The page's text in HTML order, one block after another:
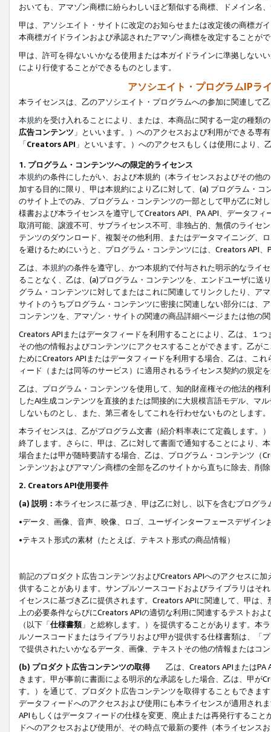
おいても、アマゾン商標に紛らわしいほど類似する商標、ドメイン名
甲は、アソシエイト・サイトに改定のお知らせまたは改定後の商標ガ
本商標ガイドラインおよび承認されたアマゾン商標を改定することが
甲は、許可を得ないいかなる使用または本ガイドラインに準拠しない
により行使することができるものとします。
アソシエイト・プログラムIPラ
本ライセンスは、乙のアソシエイト・プログラムへの参加に関連して
本規約を受け入れることにより、または、本商品に関する一定の種類
広告コンテンツ 」といいます。）へのアクセスおよび利用ができる専
「Creators API 」といいます。）へのアクセスもしくは使用により
1. プログラム・コンテンツへの限定的ライセンス
本規約の条件にしたがい、および本規約（本ライセンスおよびその他
加する目的に限り、甲は本規約により乙に対して、(a) プログラム・
のサイト上でのみ、プログラム・コンテンツの一部として甲が乙に対
様書および本ライセンスを遵守してCreators API、PA API、データフ
取消可能、譲渡不可、サブライセンス不可、非独占的、無償のライセ
テンツのダウンロード、複製その他利用、またはデータマイニング、
を避けるためにいうと、プログラム・コンテンツには、Creators API
乙は、 本規約の条件を遵守し、かつ本規約で付与された明示的なライ
ることなく、乙は、(a)プログラム・コンテンツを、エンドユーザに
グラム・コンテンツに対してまたはこれに関連してリンクしたり、ア
サイトのうちプログラム・コンテンツに密接に関連しない部分には、
コンテンツを、アマゾン・サイトの関連の商品詳細ページまたは他の
Creators APIまたはデータフィードを利用することにより、乙は、１
その他の情報およびコンテンツにアクセスすることができます。乙が
ためにCreators APIまたはデータフィードを利用する場合、乙は、こ
ィード（または同等のサービス）に適用されるライセンス契約の規定
乙は、プログラム・コンテンツを使用して、知的財産権その他法的権
したAI生成コンテンツを直接的または間接的に大規模言語モデル、マ
しないものとし、また、第三者をしてこれを行わせないものとします。
本ライセンスは、乙がプログラム文書（紹介料率表にて定義します。
終了します。さらに、甲は、乙に対して書面で通知することにより、
場合または甲が随時要請する場合、乙は、プログラム・コンテンツ（
ンテンツおよびアマゾン商標の全部を乙のサイトから直ちに除去、削
2. Creators API使用要件
(a) 説明： 本ライセンスに基づき、甲は乙に対し、以下を含むプログ
•データ、画像、音声、映像、ロゴ、ユーザインターフェースデザイ
•テキスト形式の素材（たとえば、テキスト形式の商品情報）
前記のプロダクト広告コンテンツおよびCreators APIへのアクセスに
供することがあります。サンプルソースコードおよびライブラリはそ
イセンスに基づき乙に提供されます。Creators APIに関連して、甲は
上の必要条件ならびにCreators APIの適切な利用に関連するテストお
（以下「仕様書類」と総称します。）を提供することがあります。本
ルソースコードまたはライブラリおよび甲が提供する仕様書類は、「
で提供されたいかなるデータ、画像、テキストその他の情報またはコ
(b) プロダクト広告コンテンツの取得
乙は、Creators APIまたはPA
きます。甲が事前に書面による明示的な承認をした場合、乙は、甲が
す。）を通じて、プロダクト広告コンテンツを取得することもできま
データフィードへのアクセスおよび使用にも本ライセンスが適用され
APIもしくはデータフィードの仕様を変更、廃止または再発行するこ
ドへのアクセスおよび使用が、その時点で最新の要件（本ライセン